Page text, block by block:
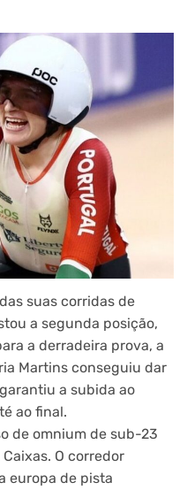
suas corridas de
a segunda posição,
a derradeira prova, a
Martins conseguiu dar
a subida ao
ao final.
de omnium de sub-23
O corredor
europa de pista